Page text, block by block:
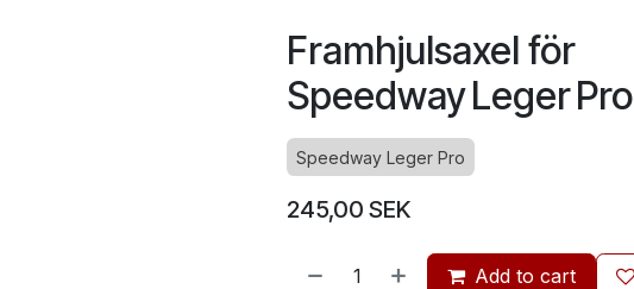
Framhjulsaxel för
Speedway Leger Pro
Speedway Leger Pro
245,00 SEK
Add to cart